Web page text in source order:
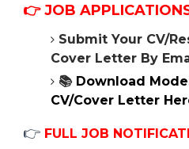
👉JOB
Submit Your CV/
Cover Letter By
📚 Download
CV/Cover Letter
👉 FULL JOB